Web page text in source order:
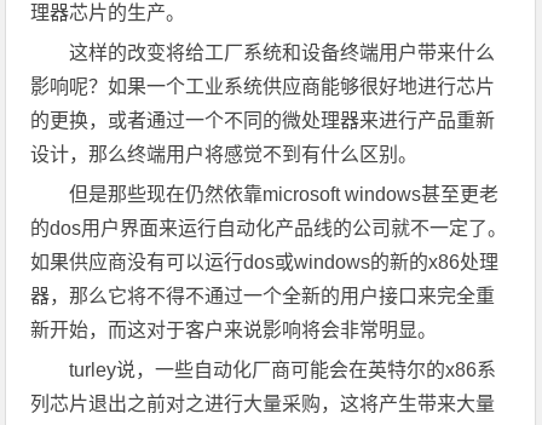
理器芯片的生产。
这样的改变将给工厂系统和设备终端用户带来什么
影响呢？如果一个工业系统供应商能够很好地进行芯片
的更换，或者通过一个不同的微处理器来进行产品重新
设计，那么终端用户将感觉不到有什么区别。
但是那些现在仍然依靠microsoft windows甚至更老
的dos用户界面来运行自动化产品线的公司就不一定了。
如果供应商没有可以运行dos或windows的新的x86处理
器，那么它将不得不通过一个全新的用户接口来完全重
新开始，而这对于客户来说影响将会非常明显。
turley说，一些自动化厂商可能会在英特尔的x86系
列芯片退出之前对之进行大量采购，这将产生带来大量